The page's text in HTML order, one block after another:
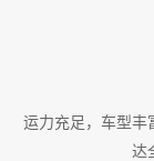
运力充足，车型丰
达